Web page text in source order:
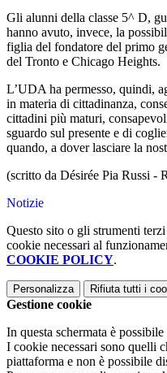
Gli alunni della classe 5^ D,
hanno avuto, invece, la
figlia del fondatore del primo
del Tronto e Chicago Heights.
L’UDA ha permesso, quindi,
in materia di cittadinanza,
cittadini più maturi,
sguardo sul presente e di
quando, a dover lasciare la
(scritto da Désirée Pia Russi -
Notizie
Questo sito o gli strumenti
cookie necessari al
COOKIE POLICY.
Personalizza Rifiuta tutti i
Gestione cookie
In questa schermata è
I cookie necessari sono quelli
piattaforma e non è possibile